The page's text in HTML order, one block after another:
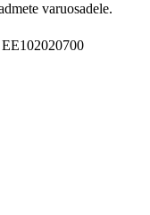
varuosadele.